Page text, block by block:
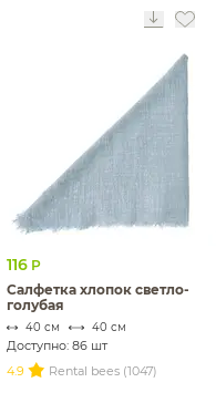
116 Р
Салфетка хлопок светло-
голубая
40 см 40 см
Доступно: 86 шт
4.9
Rental bees (1047)